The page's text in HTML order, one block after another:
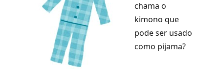
chama o
kimono que
pode ser usado
como pijama?